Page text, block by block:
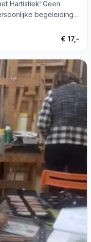
Hartistiek! Geen
begeleiding.
€ 17,-